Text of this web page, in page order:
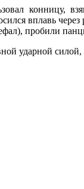
конницу,
вплавь
пробили
ударной